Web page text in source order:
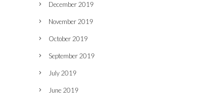
December 2019
November 2019
October 2019
September 2019
July 2019
June 2019